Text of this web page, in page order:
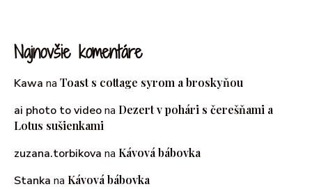
Najnovšie komentáre
Kawa na Toast s cottage syrom a broskyňou
ai photo to videona Dezert v pohári s čerešňami a
Lotus sušienkami
zuzana.torbikova na Kávová bábovka
Stanka na Kávová bábovka